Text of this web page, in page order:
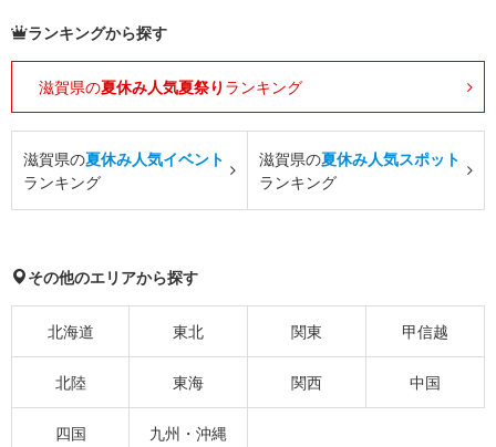
ランキングから探す
滋賀県の夏休み人気夏祭り ランキング
滋賀県の夏休み人気イベント
ランキング
滋賀県の夏休み人気スポット
ランキング
その他のエリアから探す
北海道 東北 関東 甲信越
北陸 東海 関西 中国
四国 九州・沖縄